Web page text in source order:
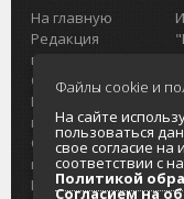
На главную
Редакция
портала
О проекте
Реклама на
портале
Отзывы и
предложения
Интернет-
Файлы cookie и
На сайте
пользоваться
свое согласие
соответствии с
Политикой
Согласием на